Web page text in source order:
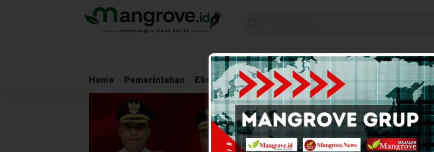
Home Pemerintahan Ekonomi & Bisnis Info Tanah Papua Kesehatan
Support by